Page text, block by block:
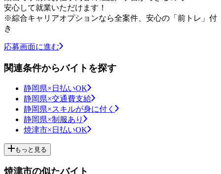
安心して就業いただけます！
※綜合キャリアオプションなら全案件、安心の「前トレ」付
き
応募画面に進む
関連条件からバイトを探す
静岡県×日払いOK
静岡県×交通費支給
静岡県×スキルが身に付く
静岡県×制服あり
焼津市×日払いOK
もっと見る
焼津市の似たバイト